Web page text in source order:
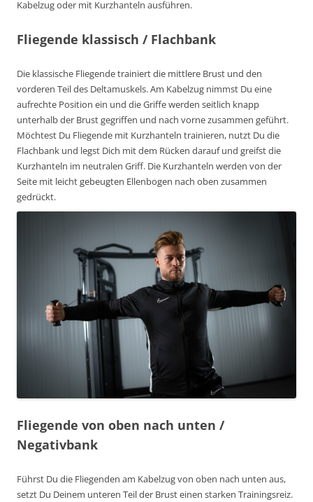
Kabelzug oder mit Kurzhanteln ausführen.
Fliegende klassisch / Flachbank
Die klassische Fliegende trainiert die mittlere Brust und den
vorderen Teil des Deltamuskels. Am Kabelzug nimmst Du eine
aufrechte Position ein und die Griffe werden seitlich knapp
unterhalb der Brust gegriffen und nach vorne zusammen geführt.
Möchtest Du Fliegende mit Kurzhanteln trainieren, nutzt Du die
Flachbank und legst Dich mit dem Rücken darauf und greifst die
Kurzhanteln im neutralen Griff. Die Kurzhanteln werden von der
Seite mit leicht gebeugten Ellenbogen nach oben zusammen
gedrückt.
Fliegende von oben nach unten /
Negativbank
Führst Du die Fliegenden am Kabelzug von oben nach unten aus,
setzt Du Deinem unteren Teil der Brust einen starken Trainingsreiz.